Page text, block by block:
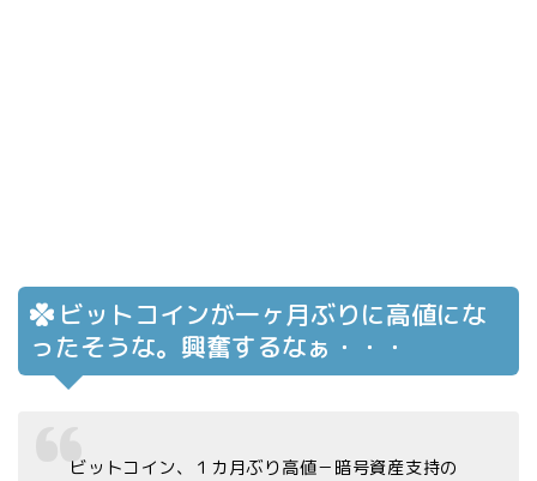
ビットコインが一ヶ月ぶりに高値にな
ったそうな。興奮するなぁ・・・
ビットコイン、１カ月ぶり高値－暗号資産支持の